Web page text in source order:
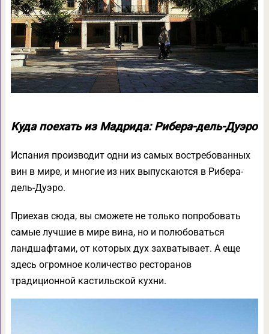
Куда поехать из Мадрида: Рибера-дель-Дуэро
Испания производит одни из самых востребованных
вин в мире, и многие из них выпускаются в Рибера-
дель-Дуэро.
Приехав сюда, вы сможете не только попробовать
самые лучшие в мире вина, но и полюбоваться
ландшафтами, от которых дух захватывает. А еще
здесь огромное количество ресторанов
традиционной кастильской кухни.